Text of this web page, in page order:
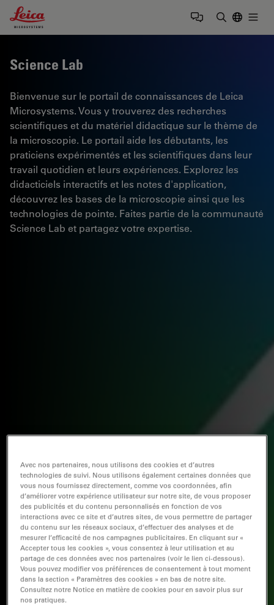
Leica Microsystems Logo
Science Lab
Bienvenue sur le portail de connaissances de Leica
Microsystems. Vous y trouverez des recherches
scientifiques et du matériel didactique sur le thème de
la microscopie. Le portail aide les débutants, les
praticiens expérimentés et les scientifiques dans leur
travail quotidien et leurs expériences. Explorez les
didacticiels interactifs et les notes d'application,
découvrez les bases de la microscopie ainsi que les
technologies de pointe. Faites partie de la communauté
Science Lab et partagez votre expertise.
Avec nos partenaires, nous utilisons des cookies et d’autres
technologies de suivi. Nous utilisons également certaines données que
vous nous fournissez directement, comme vos coordonnées, afin
d’améliorer votre expérience utilisateur sur notre site, de vous proposer
des publicités et du contenu personnalisés en fonction de vos
interactions avec ce site et d’autres sites, de vous permettre de partager
du contenu sur les réseaux sociaux, d’effectuer des analyses et de
mesurer l’efficacité de nos campagnes publicitaires. En cliquant sur «
Accepter tous les cookies », vous consentez à leur utilisation et au
partage de ces données avec nos partenaires (voir le lien ci-dessous).
Vous pouvez modifier vos préférences de consentement à tout moment
dans la section « Paramètres des cookies » en bas de notre site.
Consultez notre Notice en matière de cookies pour en savoir plus sur
nos pratiques.